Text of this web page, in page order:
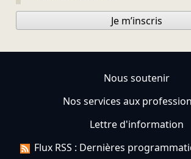
Je m’inscris
Nous soutenir
Nos services aux
Lettre d'information
Flux RSS : Dernières